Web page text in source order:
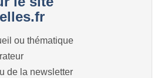
ou thématique
de la newsletter